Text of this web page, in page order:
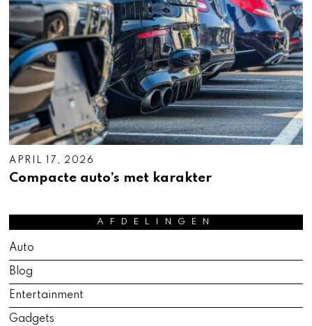
APRIL 17, 2026
P
R
1
7
Compacte auto’s met karakter
AFDELINGEN
Auto
Blog
Entertainment
Gadgets